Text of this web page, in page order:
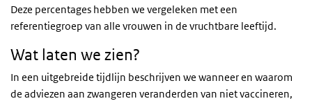
Deze percentages hebben we vergeleken met een
referentiegroep van alle vrouwen in de vruchtbare leeftijd.
Wat laten we zien?
In een uitgebreide tijdlijn beschrijven we wanneer en waarom
de adviezen aan zwangeren veranderden van niet vaccineren,